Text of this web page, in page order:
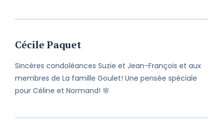
Cécile Paquet
Sincères condoléances Suzie et Jean-François et aux
membres de La famille Goulet! Une pensée spéciale
pour Céline et Normand! 🌸